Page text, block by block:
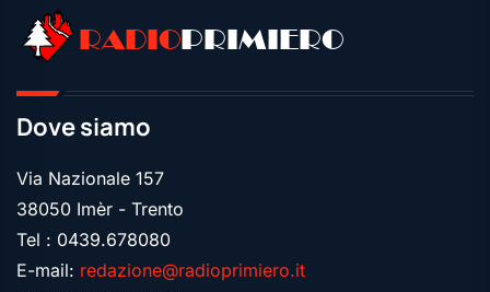
RADIOPRIMIERO
Dove siamo
Via Nazionale 157
38050 Imèr - Trento
Tel : 0439.678080
E-mail: redazione@radioprimiero.it